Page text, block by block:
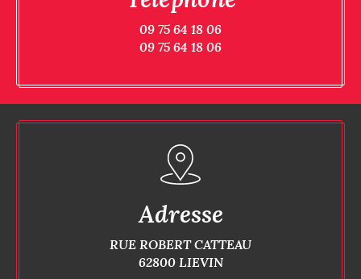
09 75 64 18 06
09 75 64 18 06
Adresse
RUE ROBERT CATTEAU
62800 LIEVIN